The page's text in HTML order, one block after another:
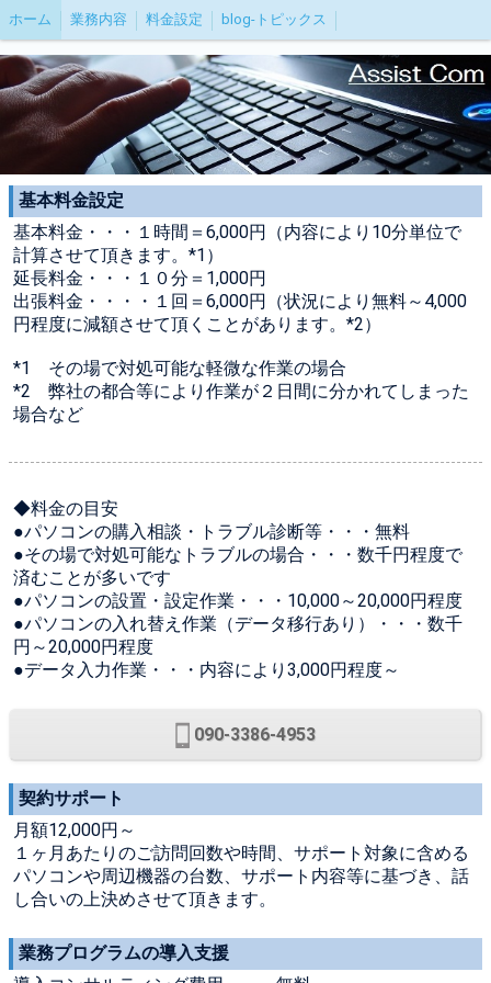
ホーム 業務内容 料金設定 blog-トピックス
基本料金設定
基本料金・・・１時間＝6,000円（内容により10分単位で
計算させて頂きます。*1）
延長料金・・・１０分＝1,000円
出張料金・・・・１回＝6,000円（状況により無料～4,000
円程度に減額させて頂くことがあります。*2）
*1 その場で対処可能な軽微な作業の場合
*2 弊社の都合等により作業が２日間に分かれてしまった
場合など
◆料金の目安
●パソコンの購入相談・トラブル診断等・・・無料
●その場で対処可能なトラブルの場合・・・数千円程度で
済むことが多いです
●パソコンの設置・設定作業・・・10,000～20,000円程度
●パソコンの入れ替え作業（データ移行あり）・・・数千
円～20,000円程度
●データ入力作業・・・内容により3,000円程度～
090-3386-4953
契約サポート
月額12,000円～
１ヶ月あたりのご訪問回数や時間、サポート対象に含める
パソコンや周辺機器の台数、サポート内容等に基づき、話
し合いの上決めさせて頂きます。
業務プログラムの導入支援